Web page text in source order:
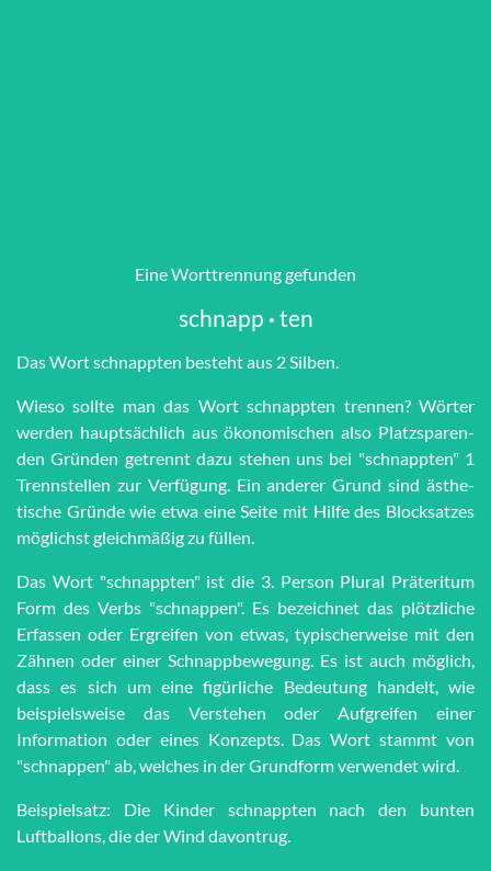
Eine Worttrennung gefunden
schnapp · ten
Das Wort schnapp­ten besteht aus 2 Silben.
Wieso sollte man das Wort schnapp­ten trennen? Wörter
werden haupt­sächlich aus öko­no­mi­schen also Platz­spar­en­
den Grün­den getrennt dazu stehen uns bei "schnapp­ten" 1
Trenn­stel­len zur Ver­fü­gung. Ein anderer Grund sind äs­the­
tische Grün­de wie et­wa eine Seite mit Hilfe des Block­satzes
möglichst gleich­mä­ßig zu füllen.
Das Wort "schnappten" ist die 3. Person Plural Präteritum
Form des Verbs "schnappen". Es bezeichnet das plötzliche
Erfassen oder Ergreifen von etwas, typischerweise mit den
Zähnen oder einer Schnappbewegung. Es ist auch möglich,
dass es sich um eine figürliche Bedeutung handelt, wie
beispielsweise das Verstehen oder Aufgreifen einer
Information oder eines Konzepts. Das Wort stammt von
"schnappen" ab, welches in der Grundform verwendet wird.
Beispielsatz: Die Kinder schnappten nach den bunten
Luftballons, die der Wind davontrug.